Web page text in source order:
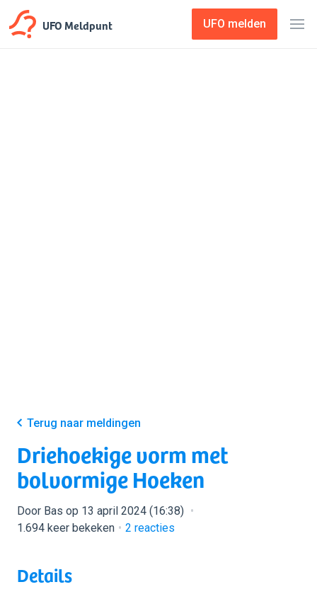
UFO Meldpunt UFO melden
Terug naar meldingen
Driehoekige vorm met
bolvormige Hoeken
Door Bas op 13 april 2024 (16:38)
1.694 keer bekeken
2 reacties
Details